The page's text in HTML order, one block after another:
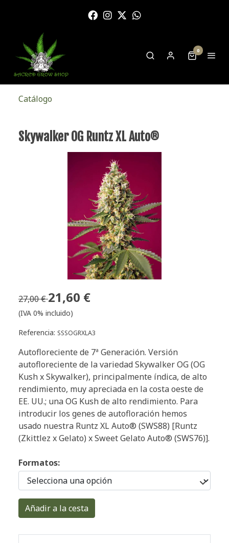
0
Catálogo
Skywalker OG Runtz XL Auto®
27,00 €21,60 €
(IVA 0% incluido)
Referencia: SSSOGRXLA3
Autofloreciente de 7ª Generación. Versión
autofloreciente de la variedad Skywalker OG (OG
Kush x Skywalker), principalmente índica, de alto
rendimiento, muy apreciada en la costa oeste de
EE. UU.; una OG Kush de alto rendimiento. Para
introducir los genes de autofloración hemos
usado nuestra Runtz XL Auto® (SWS88) [Runtz
(Zkittlez x Gelato) x Sweet Gelato Auto® (SWS76)].
Formatos:
Añadir a la cesta